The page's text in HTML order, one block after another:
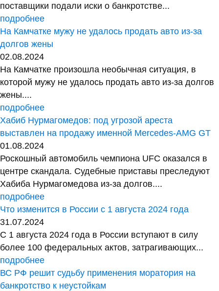
поставщики подали иски о банкротстве...
подробнее
На Камчатке мужу не удалось продать авто из-за
долгов жены
02.08.2024
На Камчатке произошла необычная ситуация, в
которой мужу не удалось продать авто из-за долгов
жены....
подробнее
Хабиб Нурмагомедов: под угрозой ареста
выставлен на продажу именной Mercedes-AMG GT
01.08.2024
Роскошный автомобиль чемпиона UFC оказался в
центре скандала. Судебные приставы преследуют
Хабиба Нурмагомедова из-за долгов....
подробнее
Что изменится в России с 1 августа 2024 года
31.07.2024
С 1 августа 2024 года в России вступают в силу
более 100 федеральных актов, затрагивающих...
подробнее
ВС РФ решит судьбу применения моратория на
банкротство к неустойкам